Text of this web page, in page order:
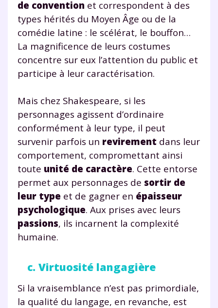
de convention et correspondent à des
types hérités du Moyen Âge ou de la
comédie latine : le scélérat, le bouffon…
La magnificence de leurs costumes
concentre sur eux l’attention du public et
participe à leur caractérisation.
Mais chez Shakespeare, si les
personnages agissent d’ordinaire
conformément à leur type, il peut
survenir parfois un revirement dans leur
comportement, compromettant ainsi
toute unité de caractère. Cette entorse
permet aux personnages de sortir de
leur type et de gagner en épaisseur
psychologique. Aux prises avec leurs
passions, ils incarnent la complexité
humaine.
c. Virtuosité langagière
Si la vraisemblance n’est pas primordiale,
la qualité du langage, en revanche, est
* Votre code d'accès sera envoyé à cette adresse e-mail. En
renseignant votre e-mail, vous consentez à ce que vos
données à caractère personnel soient traitées par SEJER, sous
la marque myMaxicours, afin que SEJER puisse vous donner
accès au service de soutien scolaire pendant 24h. Pour en
savoir plus sur la gestion de vos données personnelles et
pour exercer vos droits, vous pouvez consulter
notre
charte
communications de la part de
myMaxicours.
Votre adresse e-mail sera exclusivement utilisée pour
vous envoyer notre newsletter. Vous pourrez vous
désinscrire à tout moment, à travers le lien de
désinscription présent dans chaque newsletter. Pour
en savoir plus sur la gestion de vos données
personnelles et pour exercer vos droits, vous pouvez
consulternotre charte.